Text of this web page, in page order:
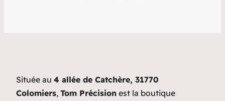
Située au 4 allée de Catchère, 31770
Colomiers, Tom Précision est la boutique